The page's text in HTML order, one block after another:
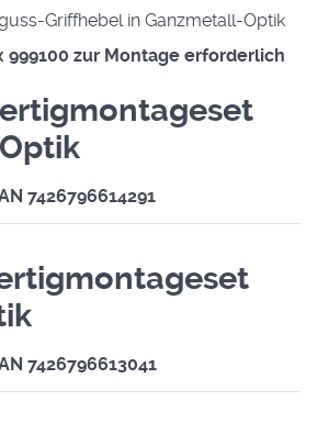
Griffhebel in Ganzmetall-Optik
999100 zur Montage erforderlich
7426796614291
7426796613041